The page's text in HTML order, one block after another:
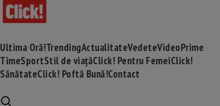
Ultima Oră!TrendingActualitateVedeteVideoPrime
TimeSportStil de viațăClick! Pentru FemeiClick!
SănătateClick! Poftă Bună!Contact